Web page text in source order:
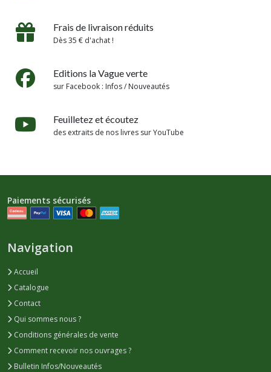
Frais de livraison réduits
Dès 35 € d'achat !
Editions la Vague verte
sur Facebook : Infos / Nouveautés
Feuilletez et écoutez
des extraits de nos livres sur YouTube
Paiements sécurisés
Navigation
Accueil
Catalogue
Contact
Qui sommes nous ?
Conditions générales de vente
Comment recevoir nos ouvrages ?
Bulletin Infos/Nouveautés